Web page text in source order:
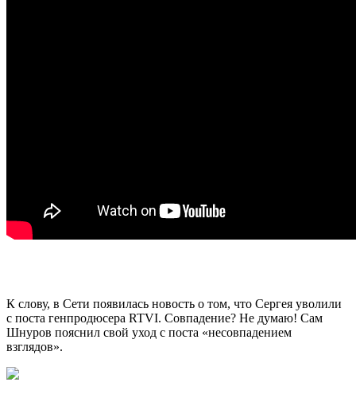
К слову, в Сети появилась новость о том, что Сергея уволили
с поста генпродюсера RTVI. Совпадение? Не думаю! Сам
Шнуров пояснил свой уход с поста «несовпадением
взглядов».